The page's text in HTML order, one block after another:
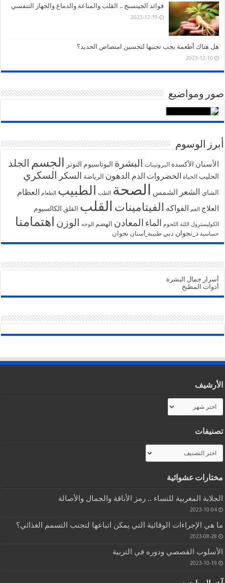
فوائد الجينسنج .. القلب والمناعة والدماغ والجهاز التنفسي
2023-12-19
هل هناك أطعمة يجب تجنبها لتحسين امتصاص الحديد؟
2023-12-10
صور ومواضيع
أبرز الوسوم
الأسنان الأكسدة البروتينات البشرة البوتاسيوم التوتر الجسم الجلد
الحليب الحياة الخضروات الدم الدهون الرياضة السكر السكري
الشاي الشعر الشمس الصحة الطب الطبيب الطعام
العظام
العلاج الفم الفواكه الفيتامينات القلب القلق الكالسيوم
الكوليسترول اللثة اللحوم الماء المعادن الهضم الوجه الوزن اهتمامنا
حساسية د_نجوان دبي طبيبة_أسنان نجوان
أسرار جمال البشرة
أدوات المطبخ
الأرشيف
الأرشيف
تصنيفات
تصنيفات
مختارات عشوائية
الجلابة المغربية للنساء .. رمز الأناقة والجمال والأصالة
2023-10-04
ما هي الإجراءات الوقائية التي يمكن اتباعها لتجنب التسمم الغذائي؟
2023-08-28
الأسلوب القصصي ودوره في التربية
2023-10-19